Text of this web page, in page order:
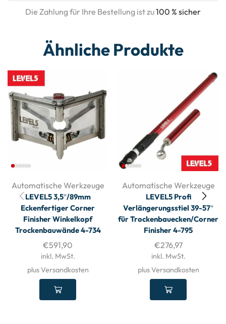
Die Zahlung für Ihre Bestellung ist zu100 % sicher
Ähnliche Produkte
Automatische Werkzeuge
LEVEL5 3,5″/89mm
Eckenfertiger Corner
Finisher Winkelkopf
Trockenbauwände 4-734
€591,90
inkl. MwSt.
plus Versandkosten
Automatische Werkzeuge
LEVEL5 Profi
Verlängerungsstiel 39-57″
für Trockenbauecken/Corner
Finisher 4-795
€276,97
inkl. MwSt.
plus Versandkosten